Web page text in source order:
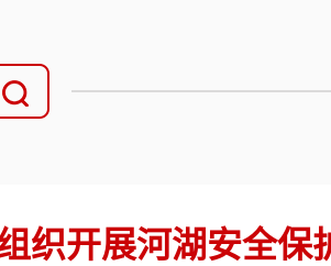
织开展河湖安全保